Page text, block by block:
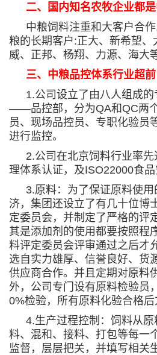
二、国内知名农牧企业都
中粮饲料注重和大客户合作
粮的长期客户:正大、新希望、
威、正邦、杨翔、力源、海大
三、中粮品控体系行业超前
1.公司设立了由八人组成
——品控部，分为QA和 QC两
员、现场品控员、专职化验员
进行监控。
2.公司在北京饲料行业率先
理体系认证，及ISO22000食品
3.原料：为了保证原料使
济，集团还设立了有几十位博
定委员会，并制定了严格的评
其是添加剂的使用都要按照程
料评定委员会评审通过之后才
选自实力雄厚、信誉良好、货
供应商合作。并且定期对原料
外，公司专门设有原料检验员
0%检验，所有原料化验合格后
4.生产过程控制：饲料从
料、混和、接料、打包等每一
监督，层层把关，并填写相关